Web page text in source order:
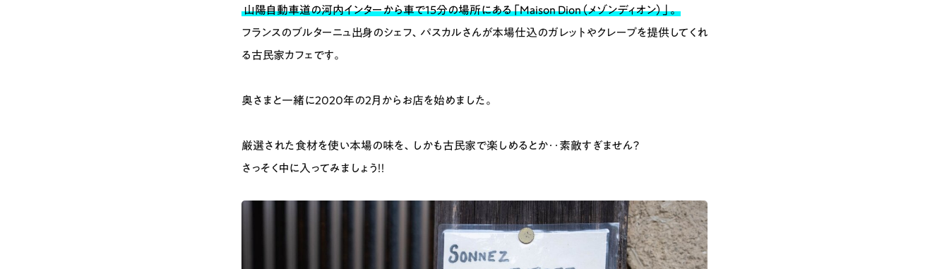
山陽自動車道の河内インターから車で15分の場所にある「Maison Dion（メゾンディオン）」。
フランスのブルターニュ出身のシェフ、パスカルさんが本場仕込のガレットやクレープを提供してくれ
る古民家カフェです。
奥さまと一緒に2020年の2月からお店を始めました。
厳選された食材を使い本場の味を、しかも古民家で楽しめるとか‥素敵すぎません？
さっそく中に入ってみましょう！！